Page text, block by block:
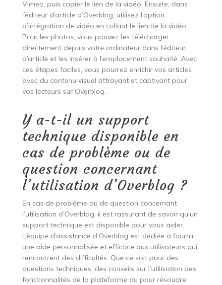
Vimeo, puis copier le lien de la vidéo. Ensuite, dans
l’éditeur d’article d’Overblog, utilisez l’option
d’intégration de vidéo en collant le lien de la vidéo.
Pour les photos, vous pouvez les télécharger
directement depuis votre ordinateur dans l’éditeur
d’article et les insérer à l’emplacement souhaité. Avec
ces étapes faciles, vous pourrez enrichir vos articles
avec du contenu visuel attrayant et captivant pour
vos lecteurs sur Overblog.
Y a-t-il un support
technique disponible en
cas de problème ou de
question concernant
l’utilisation d’Overblog ?
En cas de problème ou de question concernant
l’utilisation d’Overblog, il est rassurant de savoir qu’un
support technique est disponible pour vous aider.
L’équipe d’assistance d’Overblog est dédiée à fournir
une aide personnalisée et efficace aux utilisateurs qui
rencontrent des difficultés. Que ce soit pour des
questions techniques, des conseils sur l’utilisation des
fonctionnalités de la plateforme ou pour résoudre